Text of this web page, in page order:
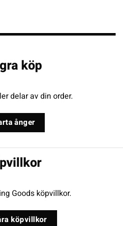
köp
delar av din order.
ånger
Goods köpvillkor.
köpvillkor